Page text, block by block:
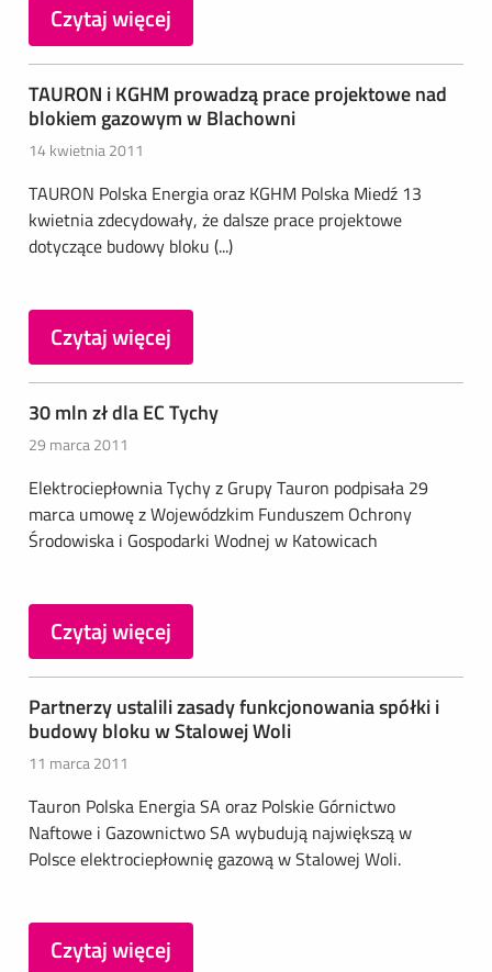
Czytaj więcej
TAURON i KGHM prowadzą prace projektowe nad
blokiem gazowym w Blachowni
14 kwietnia 2011
TAURON Polska Energia oraz KGHM Polska Miedź 13
kwietnia zdecydowały, że dalsze prace projektowe
dotyczące budowy bloku (...)
Czytaj więcej
30 mln zł dla EC Tychy
29 marca 2011
Elektrociepłownia Tychy z Grupy Tauron podpisała 29
marca umowę z Wojewódzkim Funduszem Ochrony
Środowiska i Gospodarki Wodnej w Katowicach
Czytaj więcej
Partnerzy ustalili zasady funkcjonowania spółki i
budowy bloku w Stalowej Woli
11 marca 2011
Tauron Polska Energia SA oraz Polskie Górnictwo
Naftowe i Gazownictwo SA wybudują największą w
Polsce elektrociepłownię gazową w Stalowej Woli.
Czytaj więcej